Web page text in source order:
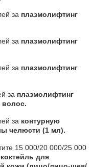
за плазмолифтинг
за плазмолифтинг
за плазмолифтинг
за плазмолифтинг
волос.
за контурную
челюсти (1 мл).
15 000/20 000/25 000
для